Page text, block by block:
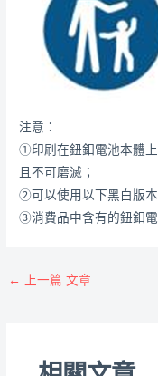
注意：
①印刷在鈕釦電池本體
且不可磨滅；
②可以使用以下黑白版本
③消費品中含有的鈕釦
← 上一篇 文章